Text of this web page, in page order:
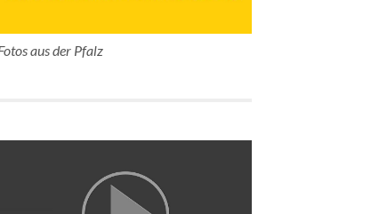
aus der Pfalz